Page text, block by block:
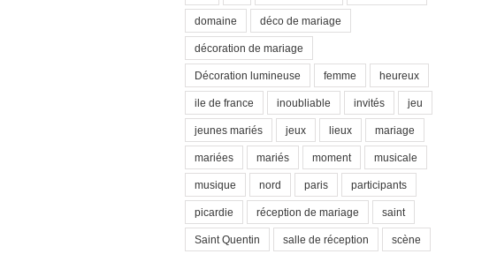
domaine déco de mariage
décoration de mariage
Décoration lumineuse femme heureux
ile de france inoubliable invités jeu
jeunes mariés jeux lieux mariage
mariées mariés moment musicale
musique nord paris participants
picardie réception de mariage saint
Saint Quentin salle de réception scène